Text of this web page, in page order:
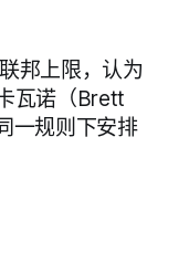
邦上限，认为
瓦诺（Brett
一规则下安排